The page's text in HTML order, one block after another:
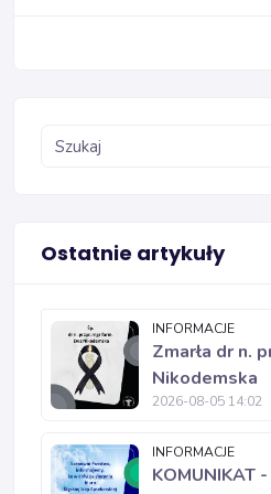
Ostatnie artykuły
INFORMACJE
Zmarła dr n.
Nikodemska
2026-08-05 14:02
INFORMACJE
KOMUNIKAT